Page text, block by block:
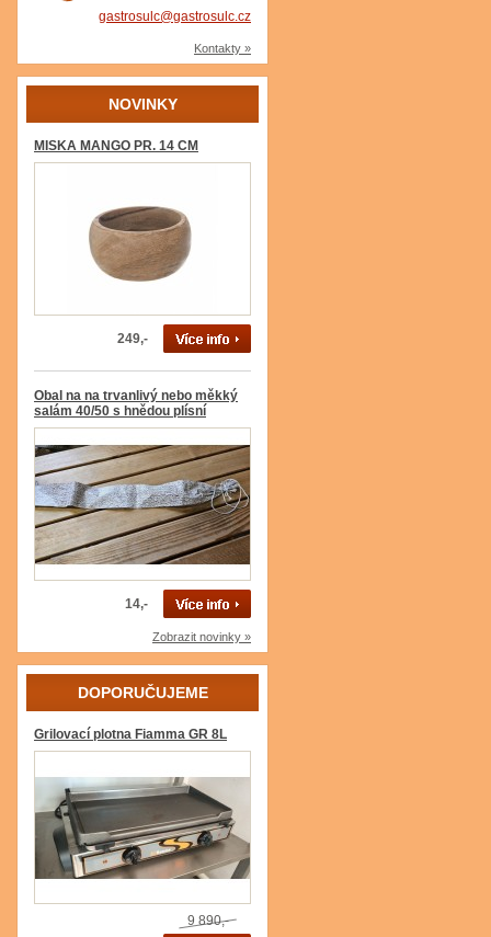
gastrosulc@gastrosulc.cz
Kontakty »
NOVINKY
MISKA MANGO PR. 14 CM
249,-
Obal na na trvanlivý nebo měkký
salám 40/50 s hnědou plísní
14,-
Zobrazit novinky »
DOPORUČUJEME
Grilovací plotna Fiamma GR 8L
9 890,-